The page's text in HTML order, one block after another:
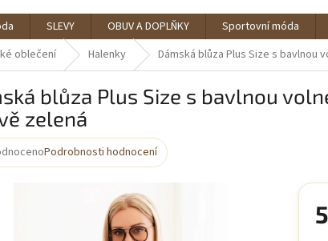
SLEVY OBUV A DOPLŇKY Sportovní móda
oblečení Halenky Dámská blůza Plus Size s bavlnou
blůza Plus Size s bavlnou
zelená
Podrobnosti hodnocení